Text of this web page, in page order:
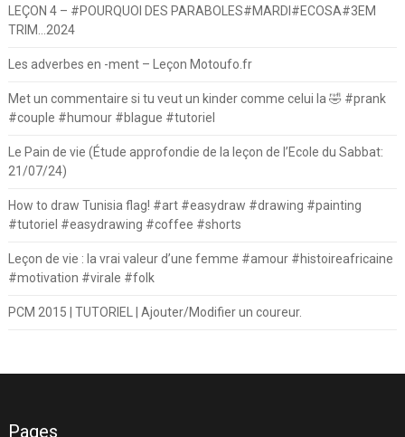
LEÇON 4 – #POURQUOI DES PARABOLES#MARDI#ECOSA#3EM
TRIM…2024
Les adverbes en -ment – Leçon Motoufo.fr
Met un commentaire si tu veut un kinder comme celui la 🤣 #prank
#couple #humour #blague #tutoriel
Le Pain de vie (Étude approfondie de la leçon de l’Ecole du Sabbat:
21/07/24)
How to draw Tunisia flag! #art #easydraw #drawing #painting
#tutoriel #easydrawing #coffee #shorts
Leçon de vie : la vrai valeur d’une femme #amour #histoireafricaine
#motivation #virale #folk
PCM 2015 | TUTORIEL | Ajouter/Modifier un coureur.
Pages